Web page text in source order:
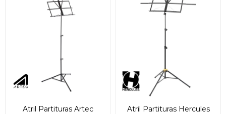
Atril Partituras Artec
Atril Partituras Hercules